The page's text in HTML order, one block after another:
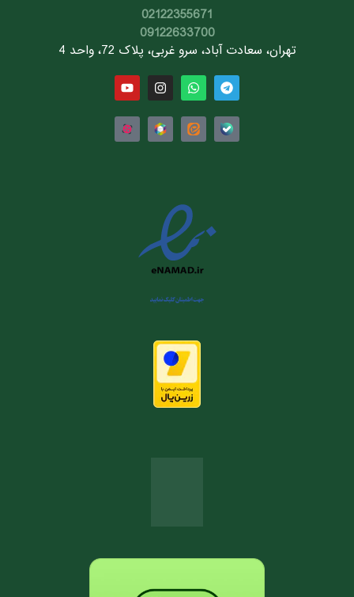
02122355671
09122633700
تهران، سعادت آباد، سرو غربی، پلاک 72، واحد 4